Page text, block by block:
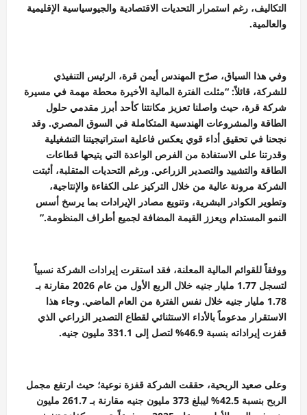
التكاليف، رغم استمرار التحديات الاقتصادية والجيوسياسية الإقليمية
والعالمية.
وفي هذا السياق، صرّح المهندس أيمن قرة، الرئيس التنفيذي
للشركة، قائلاً: “مثلت الفترة المالية الأخيرة محطة مهمة في مسيرة
شركة قرة، حيث واصلنا تعزيز مكانتنا كأحد أبرز مقدمي حلول
الطاقة والمشروعات الهندسية المتكاملة في السوق المصري. وقد
نجحنا في تحقيق أداء قوي يعكس فاعلية استراتيجيتنا التشغيلية
وقدرتنا على الاستفادة من الفرص الواعدة التي يتيحها قطاعات
الطاقة والتشييد والتصدير الزراعي. ورغم التحديات المتقلبة، أثبتت
الشركة مرونة عالية من خلال التركيز على الكفاءة والإنتاجية،
وتطوير الكوادر البشرية، وتنويع مصادر الإيرادات بما يرسخ أسس
النمو المستدام ويعزز القيمة المضافة لجميع أطراف المنظومة.”
ووفقاً للقوائم المالية المعلنة، فقد استقرت إيرادات الشركة نسبياً
لتسجل 1.77 مليار جنيه خلال الربع الأول من عام 2026 مقارنة بـ
1.78 مليار جنيه خلال نفس الفترة من العام الماضي. وجاء هذا
الاستقرار مدعوماً بالأداء الاستثنائي لقطاع التصدير الزراعي الذي
قفزت إيراداته بنسبة 46.9% لتصل إلى 331.1 مليون جنيه.
وعلى صعيد الربحية، حققت الشركة قفزة نوعية؛ حيث ارتفع مجمل
الربح بنسبة 42.5% ليبلغ 373 مليون جنيه مقارنة بـ 261.7 مليون